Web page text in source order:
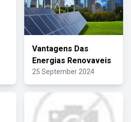
Vantagens Das
Energias Renovaveis
25 September 2024